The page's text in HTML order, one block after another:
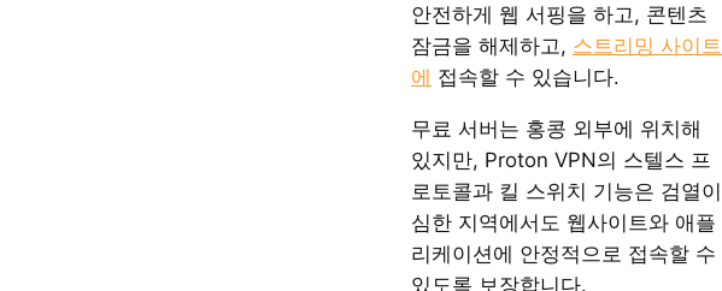
안전하게 웹 서핑을 하고, 콘텐츠
잠금을 해제하고, 스트리밍 사이트
에 접속할 수 있습니다.
무료 서버는 홍콩 외부에 위치해
있지만, Proton VPN의 스텔스 프
로토콜과 킬 스위치 기능은 검열이
심한 지역에서도 웹사이트와 애플
리케이션에 안정적으로 접속할 수
있도록 보장합니다.